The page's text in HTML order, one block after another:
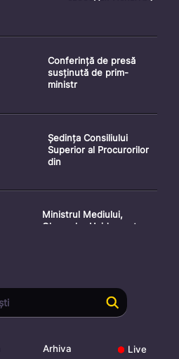
Conferință de presă
susținută de prim-
ministr
Ședința Consiliului
Superior al Procurorilor
din
Ministrul Mediului,
Gheorghe Hajder, este
Consultări publice privind
proiectul de lege pent
Arhiva Live